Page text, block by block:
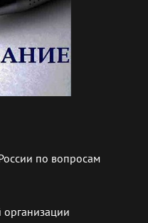
по вопросам
организации